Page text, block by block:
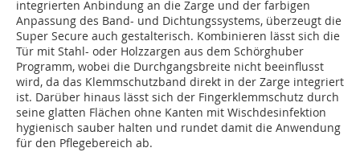
integrierten Anbindung an die Zarge und der farbigen
Anpassung des Band- und Dichtungssystems, überzeugt die
Super Secure auch gestalterisch. Kombinieren lässt sich die
Tür mit Stahl- oder Holzzargen aus dem Schörg­huber
Programm, wobei die Durchgangsbreite nicht beeinflusst
wird, da das Klemmschutzband direkt in der Zarge integriert
ist. Darüber hinaus lässt sich der Fingerklemmschutz durch
seine glatten Flächen ohne Kanten mit Wischdesinfektion
hygienisch sauber halten und rundet damit die Anwendung
für den Pflegebereich ab.